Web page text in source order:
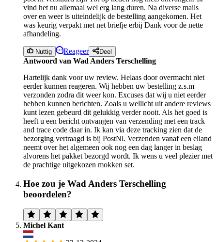
vind het nu allemaal wel erg lang duren. Na diverse mails
over en weer is uiteindelijk de bestelling aangekomen. Het
was keurig verpakt met net briefje erbij Dank voor de nette
afhandeling.
Nuttig Reageer Deel
Antwoord van Wad Anders Terschelling
Hartelijk dank voor uw review. Helaas door overmacht niet
eerder kunnen reageren. Wij hebben uw bestelling z.s.m
verzonden zodra dit weer kon. Excuses dat wij u niet eerder
hebben kunnen berichten. Zoals u wellicht uit andere reviews
kunt lezen gebeurd dit gelukkig verder nooit. Als het goed is
heeft u een bericht ontvangen van verzending met een track
and trace code daar in. Ik kan via deze tracking zien dat de
bezorging vertraagd is bij PostNl. Verzenden vanaf een eiland
neemt over het algemeen ook nog een dag langer in beslag
alvorens het pakket bezorgd wordt. Ik wens u veel plezier met
de prachtige uitgekozen mokken set.
Hoe zou je Wad Anders Terschelling
beoordelen?
Michel Kant